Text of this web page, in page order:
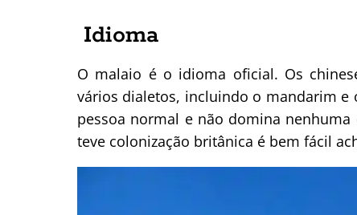
Idioma
O malaio é o idioma oficial. Os
vários dialetos, incluindo o mandarim e
pessoa normal e não domina nenhuma
teve colonização britânica é bem fácil